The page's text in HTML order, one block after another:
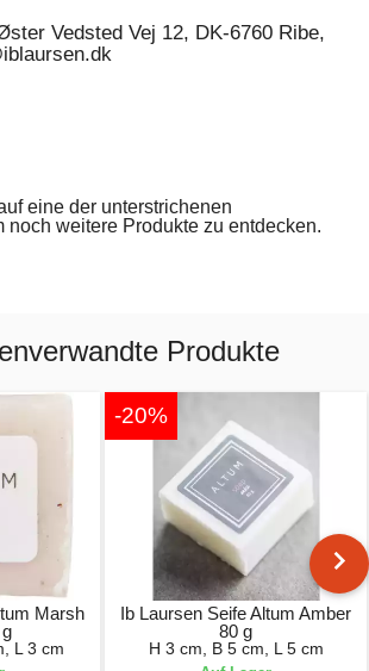
Vedsted Vej 12, DK-6760 Ribe,
eine der unterstrichenen
noch weitere Produkte zu entdecken.
Produkte
Marsh
L 3 cm
-20%
Ib Laursen Seife Altum Amber
80 g
H 3 cm, B 5 cm, L 5 cm